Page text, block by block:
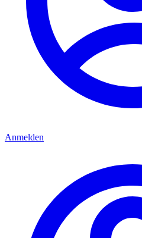
Anmelden